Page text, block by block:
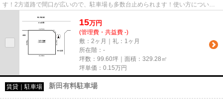
す！2方道路で間口が広いので、駐車場も多数台止められます！使い方について
15万円
(管理費・共益費 -)
敷：2ヶ月｜礼：1ヶ月
所在階：-
坪数：99.60坪｜面積：329.28㎡
坪単価： 0.15万円
賃貸｜駐車場 新田有料駐車場